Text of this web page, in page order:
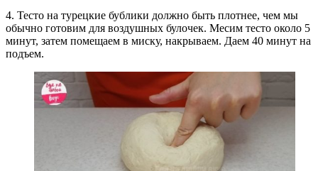
4. Тесто на турецкие бублики должно быть плотнее, чем мы
обычно готовим для воздушных булочек. Месим тесто около 5
минут, затем помещаем в миску, накрываем. Даем 40 минут на
подъем.